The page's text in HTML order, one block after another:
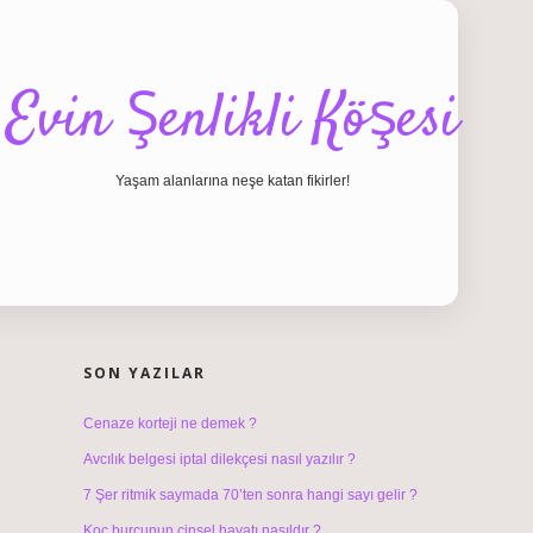
Evin Şenlikli Köşesi
Yaşam alanlarına neşe katan fikirler!
SON YAZILAR
Cenaze korteji ne demek ?
Avcılık belgesi iptal dilekçesi nasıl yazılır ?
7 Şer ritmik saymada 70’ten sonra hangi sayı gelir ?